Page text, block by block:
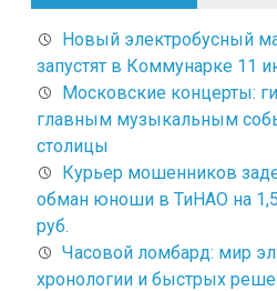
Новый электробусный
запустят в Коммунарке 11
Московские концерты:
главным музыкальным
столицы
Курьер мошенников
обман юноши в ТиНАО на
руб.
Часовой ломбард: мир
хронологии и быстрых